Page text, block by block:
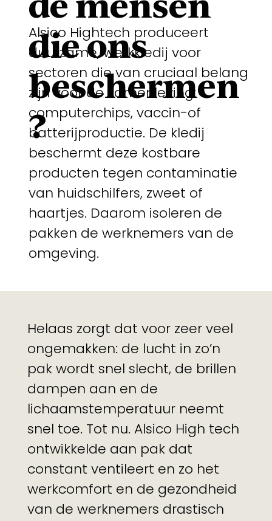
Alsico Hightech produceert
duurzame, werkkledij voor
sectoren die van cruciaal belang
zijn voor de samenleving:
computerchips, vaccin-of
batterijproductie. De kledij
beschermt deze kostbare
producten tegen contaminatie
van huidschilfers, zweet of
haartjes. Daarom isoleren de
pakken de werknemers van de
omgeving.
die ons
beschermen
?
Helaas zorgt dat voor zeer veel
ongemakken: de lucht in zo’n
pak wordt snel slecht, de brillen
dampen aan en de
lichaamstemperatuur neemt
snel toe. Tot nu. Alsico High tech
ontwikkelde aan pak dat
constant ventileert en zo het
werkcomfort en de gezondheid
van de werknemers drastisch